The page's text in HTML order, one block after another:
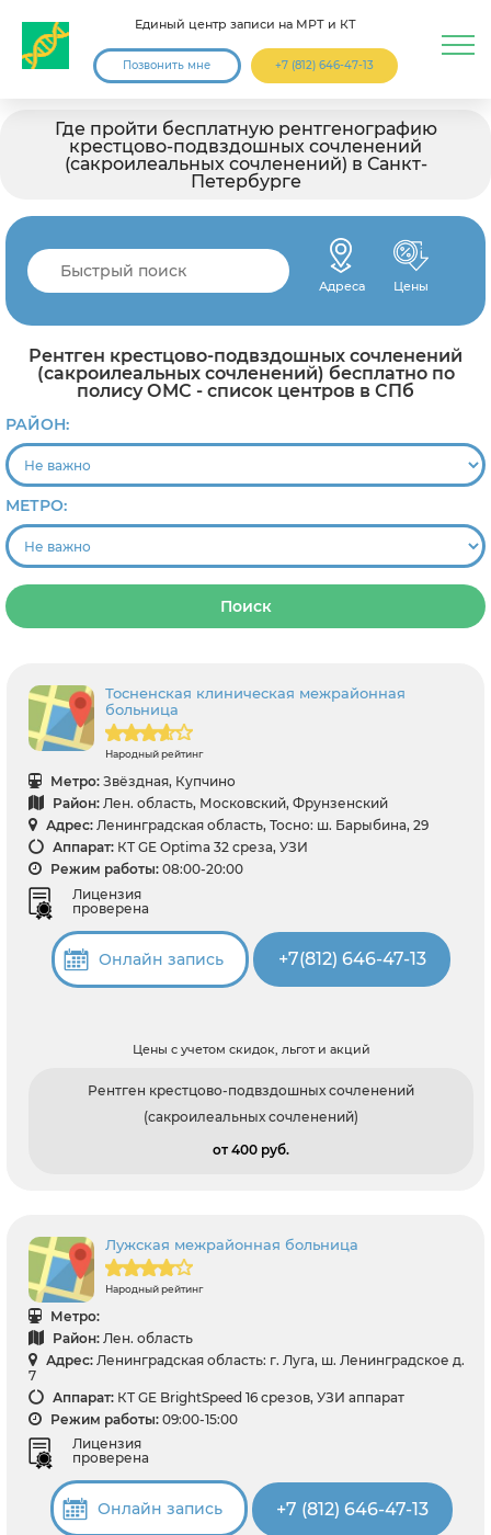
Единый центр записи на МРТ и КТ
Позвонить мне +7 (812) 646-47-13
Где пройти бесплатную рентгенографию
крестцово-подвздошных сочленений
(сакроилеальных сочленений) в Санкт-
Петербурге
Адреса Цены
Рентген крестцово-подвздошных сочленений
(сакроилеальных сочленений) бесплатно по
полису ОМС - список центров в СПб
РАЙОН:
МЕТРО:
Поиск
Тосненская клиническая межрайонная
больница
Народный рейтинг
Метро: Звёздная, Купчино
Район: Лен. область, Московский, Фрунзенский
Адрес: Ленинградская область, Тосно: ш. Барыбина, 29
Аппарат: КТ GE Optima 32 среза, УЗИ
Режим работы: 08:00-20:00
Лицензия
проверена
Онлайн запись +7(812) 646-47-13
Цены с учетом скидок, льгот и акций
Рентген крестцово-подвздошных сочленений
(сакроилеальных сочленений)
от 400 pуб.
Лужская межрайонная больница
Народный рейтинг
Метро:
Район: Лен. область
Адрес: Ленинградская область: г. Луга, ш. Ленинградское д.
7
Аппарат: КТ GE BrightSpeed 16 срезов, УЗИ аппарат
Режим работы: 09:00-15:00
Лицензия
проверена
Онлайн запись +7 (812) 646-47-13